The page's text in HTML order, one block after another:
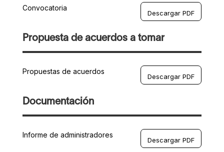
Convocatoria
Descargar PDF
Propuesta de acuerdos a tomar
Propuestas de acuerdos
Descargar PDF
Documentación
Informe de administradores
Descargar PDF